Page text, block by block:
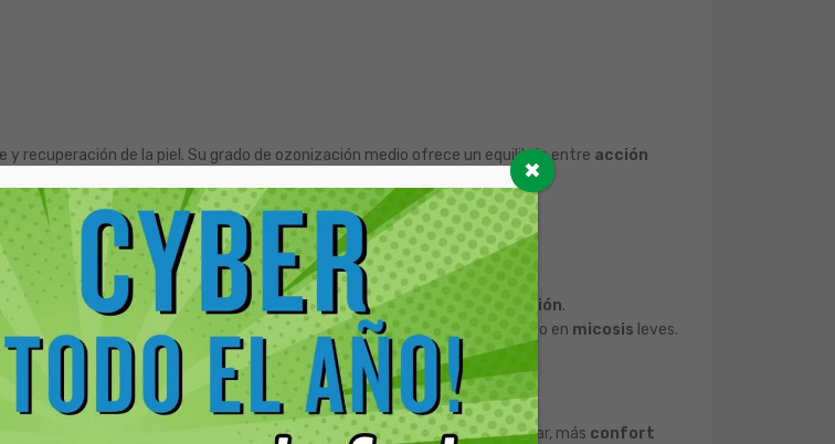
y recuperación de la piel. Su grado de ozonización medio ofrece un equilibrio entre acción
controlada (formación de ozónidosactivos).
y mejora la microcirculación, favoreciendogranulación epitelización.
quemaduras superficiales cuidado de almohadillas y apoyo en micosis leves.
animales. .
la recuperación sin rutinas complejas. Menos enrojecimiento y malestar, más confort
✖